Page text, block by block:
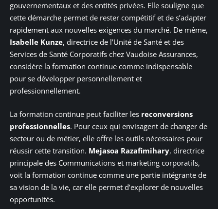
gouvernementaux et des entités privées. Elle souligne que
cette démarche permet de rester compétitif et de s’adapter
rapidement aux nouvelles exigences du marché. De même,
Isabelle Kunze, directrice de l’Unité de Santé et des
Services de Santé Corporatifs chez Vaudoise Assurances,
considère la formation continue comme indispensable
pour se développer personnellement et
professionnellement.
La formation continue peut faciliter les reconversions
professionnelles. Pour ceux qui envisagent de changer de
secteur ou de métier, elle offre les outils nécessaires pour
réussir cette transition. Mejasoa Razafimihary, directrice
principale des Communications et marketing corporatifs,
voit la formation continue comme une partie intégrante de
sa vision de la vie, car elle permet d’explorer de nouvelles
opportunités.